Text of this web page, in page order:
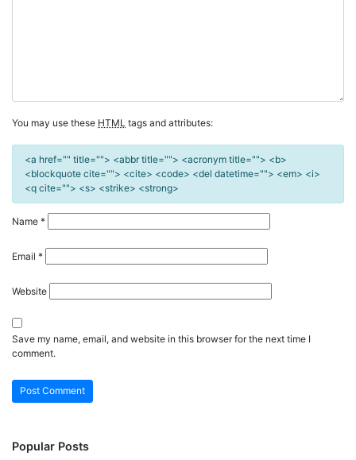
You may use these HTML tags and attributes:
<a href="" title=""> <abbr title=""> <acronym title=""> <b>
<blockquote cite=""> <cite> <code> <del datetime=""> <em> <i>
<q cite=""> <s> <strike> <strong>
Name *
Email *
Website
Save my name, email, and website in this browser for the next time I
comment.
Popular Posts